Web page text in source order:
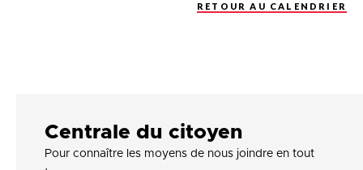
RETOUR AU CALENDRIER
Centrale du citoyen
Pour connaître les moyens de nous joindre en tout